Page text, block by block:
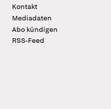
Kontakt
Mediadaten
Abo kündigen
RSS-Feed